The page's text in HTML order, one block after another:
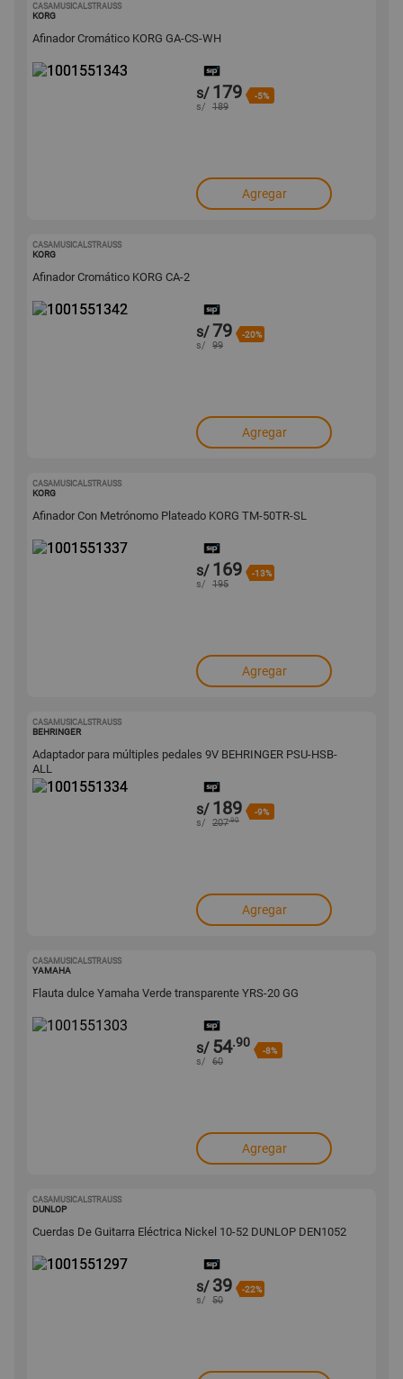
CASAMUSICALSTRAUSS
KORG
Afinador Cromático KORG GA-CS-WH
s/ 179 -5%
s/ 189
Agregar
CASAMUSICALSTRAUSS
KORG
Afinador Cromático KORG CA-2
s/79 -20%
s/ 99
Agregar
CASAMUSICALSTRAUSS
KORG
Afinador Con Metrónomo Plateado KORG TM-50TR-SL
s/ 169 -13%
s/ 195
Agregar
CASAMUSICALSTRAUSS
BEHRINGER
Adaptador para múltiples pedales 9V BEHRINGER PSU-HSB-
ALL
s/ 189 -9%
s/ 207.90
Agregar
CASAMUSICALSTRAUSS
YAMAHA
Flauta dulce Yamaha Verde transparente YRS-20 GG
s/ 54.90
-8%
s/ 60
Agregar
CASAMUSICALSTRAUSS
DUNLOP
Cuerdas De Guitarra Eléctrica Nickel 10-52 DUNLOP DEN1052
s/ 39 -22%
s/ 50